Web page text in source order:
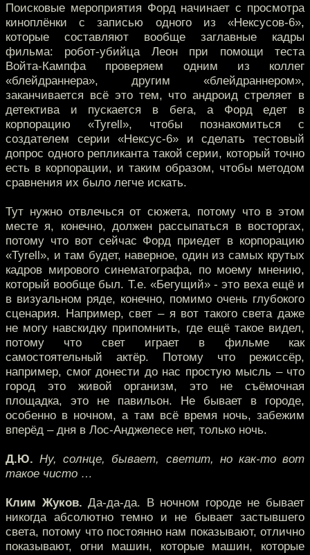
Поисковые мероприятия Форд начинает с просмотра
киноплёнки с записью одного из «Нексусов-6»,
которые составляют вообще заглавные кадры
фильма: робот-убийца Леон при помощи теста
Войта-Кампфа проверяем одним из коллег
«блейдраннера», другим «блейдраннером»,
заканчивается всё это тем, что андроид стреляет в
детектива и пускается в бега, а Форд едет в
корпорацию «Tyrell», чтобы познакомиться с
создателем серии «Нексус-6» и сделать тестовый
допрос одного репликанта такой серии, который точно
есть в корпорации, и таким образом, чтобы методом
сравнения их было легче искать.
Тут нужно отвлечься от сюжета, потому что в этом
месте я, конечно, должен рассыпаться в восторгах,
потому что вот сейчас Форд приедет в корпорацию
«Tyrell», и там будет, наверное, один из самых крутых
кадров мирового синематографа, по моему мнению,
который вообще был. Т.е. «Бегущий» - это веха ещё и
в визуальном ряде, конечно, помимо очень глубокого
сценария. Например, свет – я вот такого света даже
не могу навскидку припомнить, где ещё такое видел,
потому что свет играет в фильме как
самостоятельный актёр. Потому что режиссёр,
например, смог донести до нас простую мысль – что
город это живой организм, это не съёмочная
площадка, это не павильон. Не бывает в городе,
особенно в ночном, а там всё время ночь, забежим
вперёд – дня в Лос-Анджелесе нет, только ночь.
Д.Ю. Ну, солнце, бывает, светит, но как-то вот
такое чисто …
Клим Жуков. Да-да-да. В ночном городе не бывает
никогда абсолютно темно и не бывает застывшего
света, потому что постоянно нам показывают, отлично
показывают, огни машин, которые машин, которые